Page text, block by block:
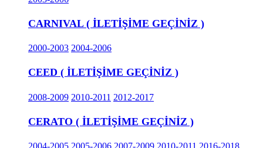
CARNIVAL ( İLETİŞİME GEÇİNİZ )
2000-2003 2004-2006
CEED ( İLETİŞİME GEÇİNİZ )
2008-2009 2010-2011 2012-2017
CERATO ( İLETİŞİME GEÇİNİZ )
2004-2005 2005-2006 2007-2009 2010-2011 2016-2018